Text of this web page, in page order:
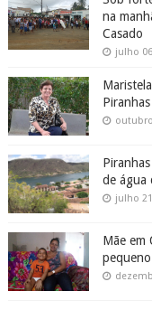
na
Casado
julho
Piranhas
de água
julho
Mãe em